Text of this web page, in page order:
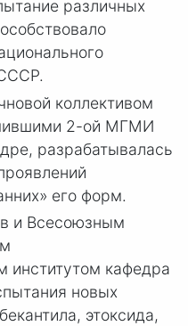
различных
коллективом
2-ой МГМИ
разрабатывалась
его форм.
и Всесоюзным
институтом кафедра
новых
этоксида,